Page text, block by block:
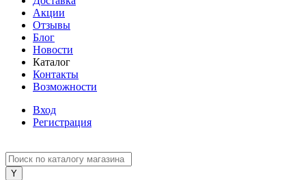
Акции
Отзывы
Блог
Новости
Каталог
Контакты
Возможности
Вход
Регистрация